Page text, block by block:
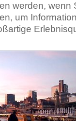
werden, wenn
um